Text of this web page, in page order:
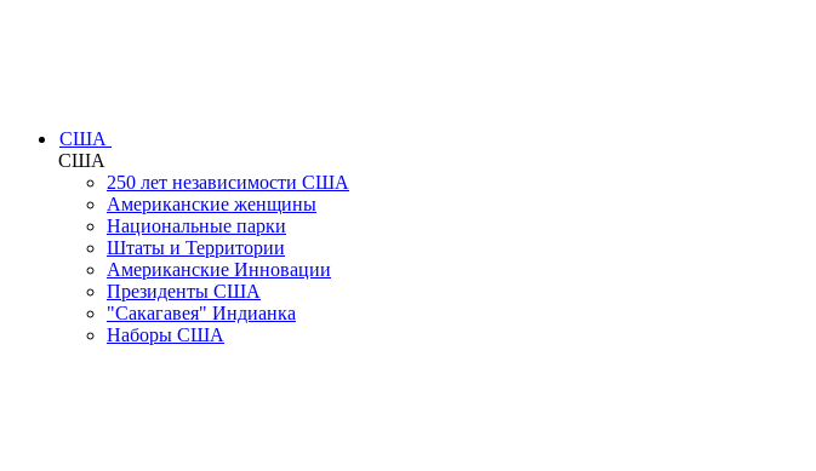
США
США
250 лет независимости США
Американские женщины
Национальные парки
Штаты и Территории
Американские Инновации
Президенты США
"Сакагавея" Индианка
Наборы США